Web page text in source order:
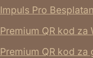
Impuls Pro
Premium QR kod za
Premium QR kod za